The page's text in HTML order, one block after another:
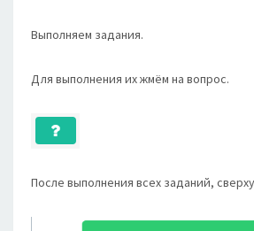
Выполняем задания.
Для выполнения их жмём на вопрос.
После выполнения всех заданий,